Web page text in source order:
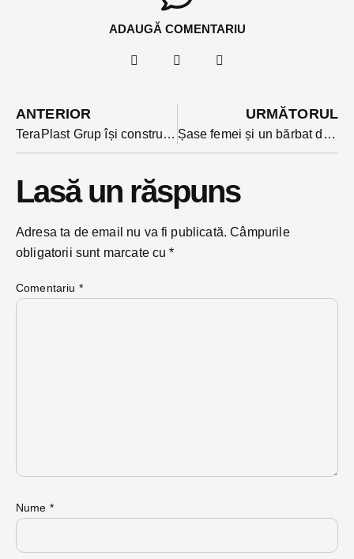
ADAUGĂ COMENTARIU
ANTERIOR
TeraPlast Grup își construiește o fabrică de folii strech prin intermediul schemei ajutoarelor de stat pentru mari investitori
URMĂTORUL
Șase femei și un bărbat din BN și MM acuzați că au înșelat și tâlhărit localnici dintr-un orășel din Italia au fost reținuți după percheziții făcute simultan pe teritoriul a 3 țări
Lasă un răspuns
Adresa ta de email nu va fi publicată. Câmpurile
obligatorii sunt marcate cu*
Comentariu *
Nume *